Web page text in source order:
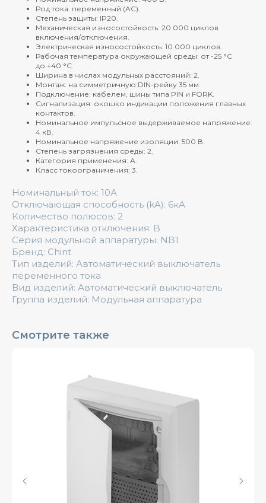
Род тока: переменный (AC).
Степень защиты: IP20.
Механическая износостойкость: 20 000 циклов
включения/отключения.
Электрическая износостойкость: 10 000 циклов.
Рабочая температура окружающей среды: от -25 °C
до +40 °C.
Ширина в числах модульных расстояний: 2.
Монтаж: на симметричную DIN-рейку 35 мм.
Подключение: кабелем, шины типа PIN и FORK.
Сигнализация: окошко индикации положения главных
контактов.
Номинальное импульсное выдерживаемое напряжение:
4 кВ.
Номинальное напряжение изоляции: 500 В.
Степень загрязнения среды: 2.
Категория применения: A.
Класс токоограничения: 3.
Номинальный ток: 10А
Отключающая способность (kA): 6кА
Количество полюсов: 2
Характеристика отключения: B
Серия модульной аппаратуры: NB1
Бренд: Chint
Тип изделий: Автоматический выключатель
переменного тока
Вид изделий: Автоматический выключатель
Группа изделий: Модульная аппаратура
Смотрите также